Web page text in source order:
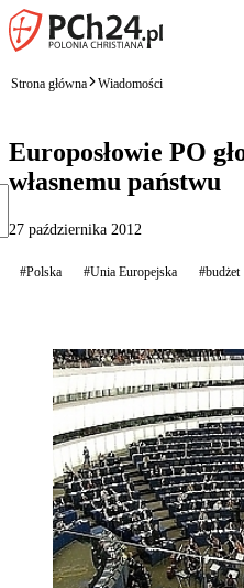
Strona główna Wiadomości
Europosłowie PO
własnemu państwu
27 października 2012
#Polska #Unia Europejska #budżet